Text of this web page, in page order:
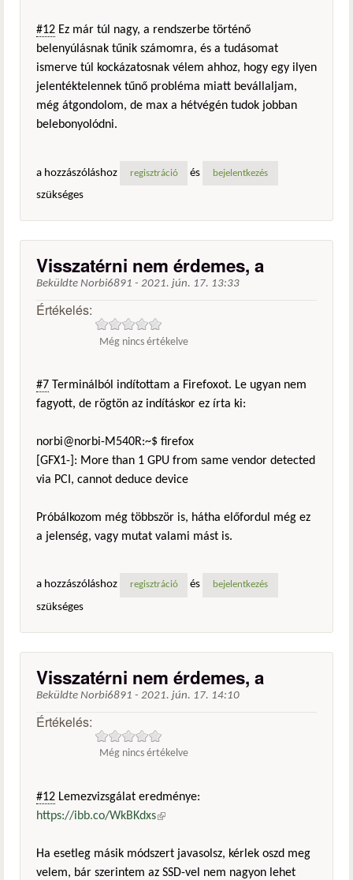
#12 Ez már túl nagy, a rendszerbe történő
belenyúlásnak tűnik számomra, és a tudásomat
ismerve túl kockázatosnak vélem ahhoz, hogy egy ilyen
jelentéktelennek tűnő probléma miatt bevállaljam,
még átgondolom, de max a hétvégén tudok jobban
belebonyolódni.
a hozzászóláshoz regisztráció és bejelentkezés
szükséges
Visszatérni nem érdemes, a
Beküldte Norbi6891 - 2021. jún. 17. 13:33
Értékelés:
Még nincs értékelve
#7 Terminálból indítottam a Firefoxot. Le ugyan nem
fagyott, de rögtön az indításkor ez írta ki:
norbi@norbi-M540R:~$ firefox
[GFX1-]: More than 1 GPU from same vendor detected
via PCI, cannot deduce device
Próbálkozom még többször is, hátha előfordul még ez
a jelenség, vagy mutat valami mást is.
a hozzászóláshoz regisztráció és bejelentkezés
szükséges
Visszatérni nem érdemes, a
Beküldte Norbi6891 - 2021. jún. 17. 14:10
Értékelés:
Még nincs értékelve
#12 Lemezvizsgálat eredménye:
https://ibb.co/WkBKdxs(külső hivatkozás)
Ha esetleg másik módszert javasolsz, kérlek oszd meg
velem, bár szerintem az SSD-vel nem nagyon lehet